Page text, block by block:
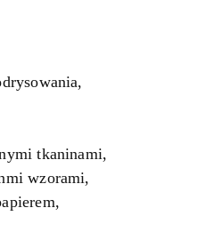
tkaninami,
wzorami,